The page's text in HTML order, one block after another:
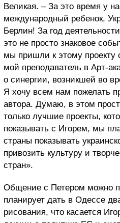
Великая. – За это время у
международный ребенок,
Берлин! За год
это не просто знаковое
мы пришли к этому проекту
мой преподаватель в Арт-
о синергии, возникшей во
Я хочу всем нам пожелать
автора. Думаю, в этом
только лучшие проекты,
показывать с Игорем, мы
страны показывать
привозить культуру и
стран».
Общение с Петером можно
планирует дать в Одессе
рисования, что касается